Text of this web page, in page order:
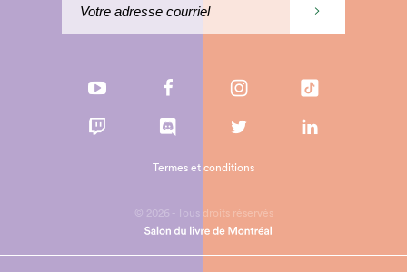
© 2026 - Tous droits réservés
Termes et conditions